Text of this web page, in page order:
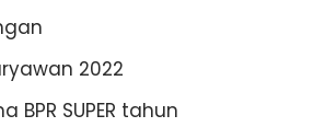
2022
BPR SUPER tahun